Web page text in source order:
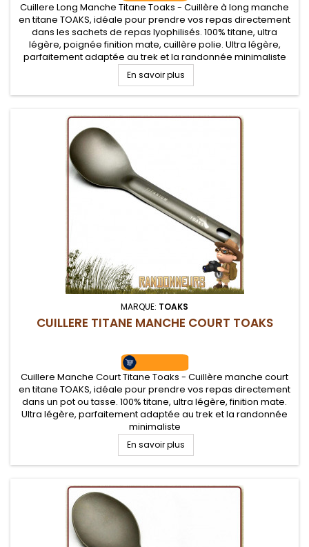
Cuillere Long Manche Titane Toaks - Cuillère à long manche
en titane TOAKS, idéale pour prendre vos repas directement
dans les sachets de repas lyophilisés. 100% titane, ultra
légère, poignée finition mate, cuillère polie. Ultra légère,
parfaitement adaptée au trek et la randonnée minimaliste
En savoir plus
MARQUE: TOAKS
CUILLERE TITANE MANCHE COURT TOAKS
Cuillere Manche Court Titane Toaks - Cuillère manche court
en titane TOAKS, idéale pour prendre vos repas directement
dans un pot ou tasse. 100% titane, ultra légère, finition mate.
Ultra légère, parfaitement adaptée au trek et la randonnée
minimaliste
En savoir plus